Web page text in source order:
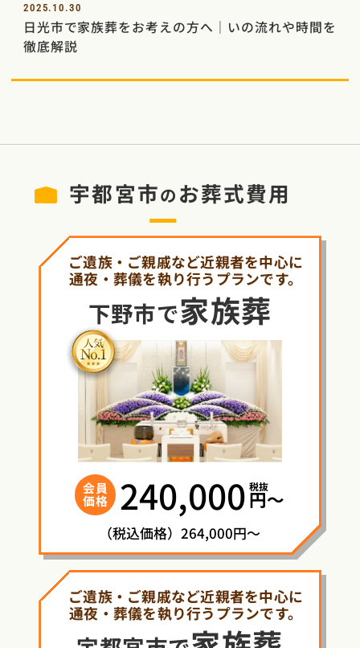
2025.10.30
日光市で家族葬をお考えの方へ｜いの流れや時間を
徹底解説
宇都宮市の お葬式費用
ご遺族・ご親戚など近親者を中心に
通夜・葬儀を執り行うプランです。
下野市で家族葬
会員
価格 240,000 税抜
円〜
（税込価格）264,000円～
ご遺族・ご親戚など近親者を中心に
通夜・葬儀を執り行うプランです。